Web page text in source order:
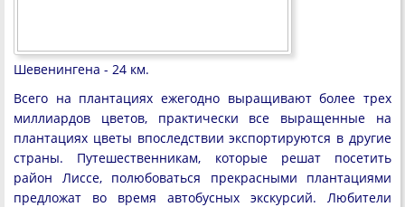
Шевенингена - 24 км.
Всего на плантациях ежегодно выращивают более трех
миллиардов цветов, практически все выращенные на
плантациях цветы впоследствии экспортируются в другие
страны. Путешественникам, которые решат посетить
район Лиссе, полюбоваться прекрасными плантациями
предложат во время автобусных экскурсий. Любители